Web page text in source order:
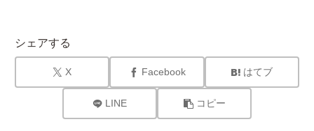
シェアする
X Facebook はてブ
LINE コピー